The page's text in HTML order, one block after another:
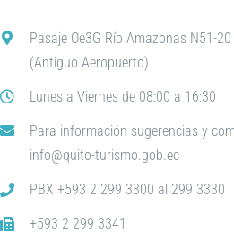
Pasaje Oe3G Río Amazonas N51-
(Antiguo Aeropuerto)
Lunes a Viernes de 08:00 a 16:30
Para información sugerencias y
info@quito-turismo.gob.ec
PBX +593 2 299 3300 al 299 3330
+593 2 299 3341